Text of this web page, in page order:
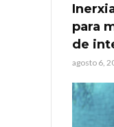
para
de
agosto 6,